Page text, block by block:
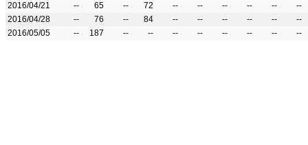
2016/04/21
-- 65 -- 72 -- -- -- -- --
--
2016/04/28
-- 76 -- 84 -- -- -- -- --
--
2016/05/05
-- 187 -- -- -- -- -- -- -- --